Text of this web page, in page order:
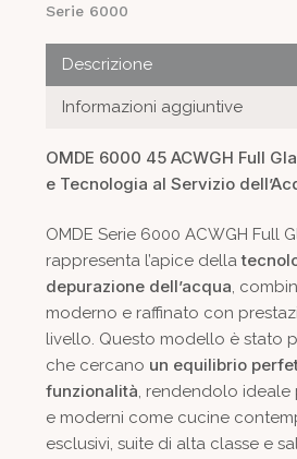
Serie 6000
Descrizione
Informazioni aggiuntive
OMDE 6000 45 ACWGH Full
e Tecnologia al Servizio
OMDE Serie 6000 ACWGH Full
rappresenta l’apice della
depurazione dell’acqua,
moderno e raffinato con
livello. Questo modello è stato
che cercano un equilibrio
funzionalità, rendendolo ideale
e moderni come cucine
esclusivi, suite di alta classe e